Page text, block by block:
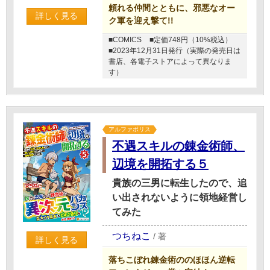
詳しく見る
頼れる仲間とともに、邪悪なオー
ク軍を迎え撃て!!
■COMICS
■定価748円（10%税込）
■2023年12月31日発行（実際の発売日は
書店、各電子ストアによって異なりま
す）
詳しく見る
アルファポリス
不遇スキルの錬金術師、
辺境を開拓する５
貴族の三男に転生したので、追
い出されないように領地経営し
てみた
つちねこ / 著
落ちこぼれ錬金術ののほほん逆転